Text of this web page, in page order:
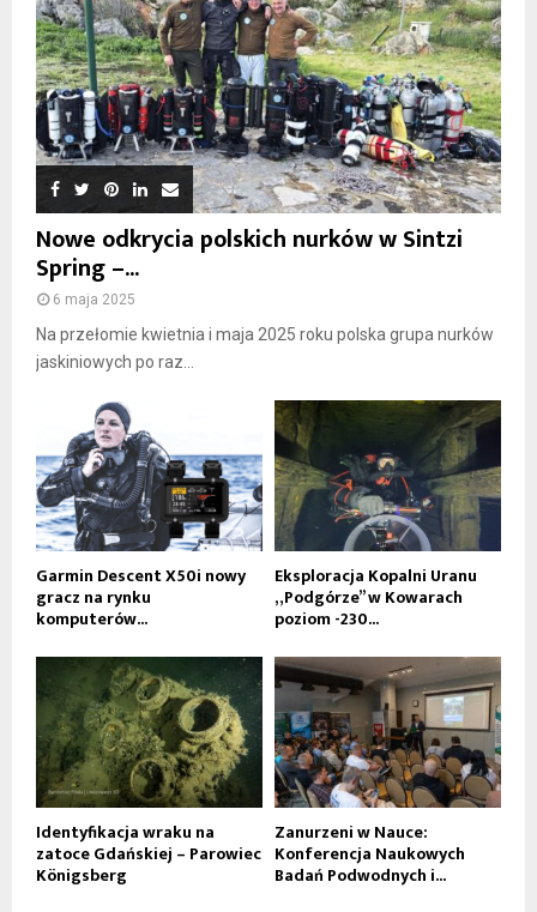
Nowe odkrycia polskich nurków w Sintzi
Spring –...
6 maja 2025
Na przełomie kwietnia i maja 2025 roku polska grupa nurków
jaskiniowych po raz...
Garmin Descent X50i nowy
gracz na rynku
komputerów...
Eksploracja Kopalni Uranu
„Podgórze” w Kowarach
poziom -230...
Identyfikacja wraku na
zatoce Gdańskiej – Parowiec
Königsberg
Zanurzeni w Nauce:
Konferencja Naukowych
Badań Podwodnych i...